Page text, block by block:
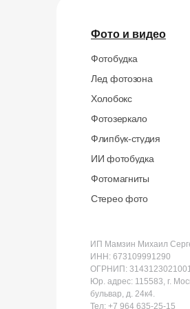
Фото и видео
Фотобудка
Лед фотозона
Холобокс
Фотозеркало
Флипбук-студия
ИИ фотобудка
Фотомагниты
Стерео фото
ИП Мамзин Михаил
ИНН: 673109991290
ОГРНИП:
Юр. адрес: 115583, г.
бульвар, д. 24к4.
Тел: +7 964 635-25-15